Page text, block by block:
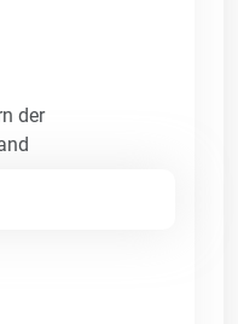
der